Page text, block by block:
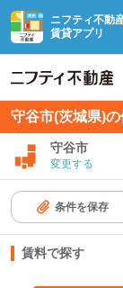
ニフティ不動
賃貸アプリ
守谷市(茨城県)
守谷市
変更する
条件を保存
賃料で探す